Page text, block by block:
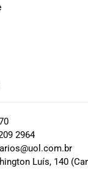
2964
Luís, 140